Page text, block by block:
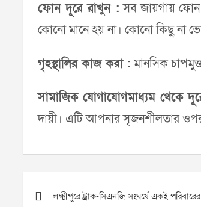
ফোন দূরে রাখুন : সব জায়গায় ফোন
কোনো মানে হয় না। কোনো কিছু না
গৃহস্থালির কাজ করা :মানসিক
সামাজিক যোগাযোগমাধ্যম থেকে
দায়ী। এটি আপনার সৃজনশীলতার
navigation
লক্ষ্মীপুরে ট্রাক-সিএনজি সংঘর্ষে একই